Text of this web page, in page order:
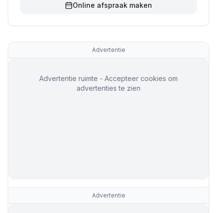
Online afspraak maken
Advertentie
Advertentie ruimte - Accepteer cookies om
advertenties te zien
Advertentie